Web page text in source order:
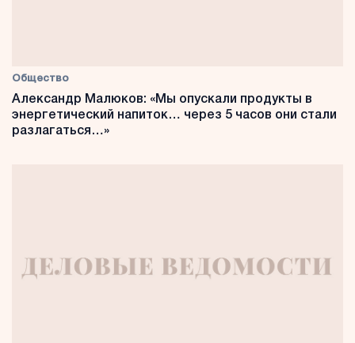
Общество
Александр Малюков: «Мы опускали продукты в
энергетический напиток… через 5 часов они стали
разлагаться…»